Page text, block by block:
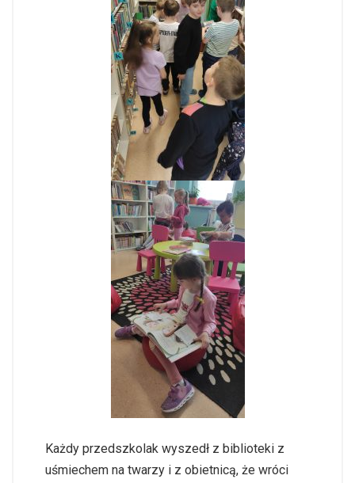
Każdy przedszkolak wyszedł z biblioteki z
uśmiechem na twarzy i z obietnicą, że wróci